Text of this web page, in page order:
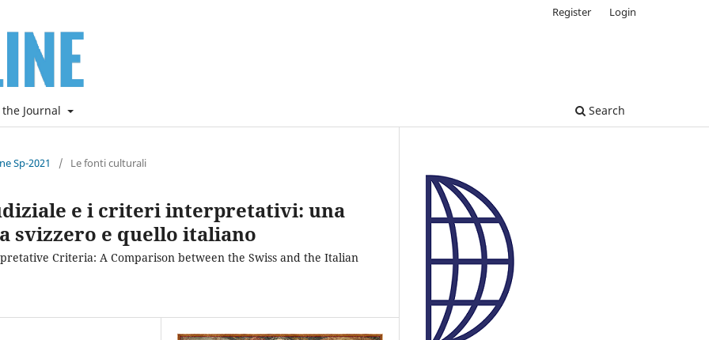
Journal Search
Register Login
Sp-2021 / Le fonti culturali
e i criteri interpretativi: una
svizzero e quello italiano
Criteria: A Comparison between the Swiss and the Italian